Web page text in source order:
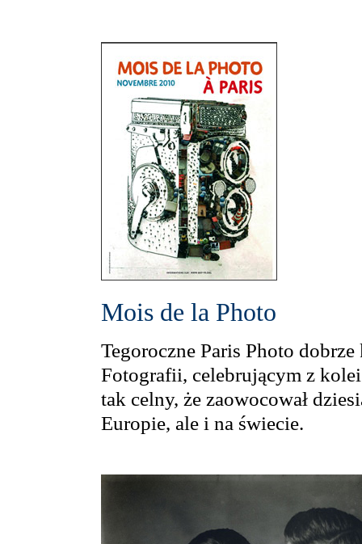
Mois de la Photo
Tegoroczne Paris Photo
Fotografii, celebrującym z
tak celny, że zaowocował
Europie, ale i na świecie.